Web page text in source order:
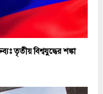
তৃতীয় বিশ্বযুদ্ধের শঙ্কা